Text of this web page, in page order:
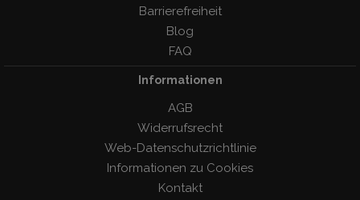
Barrierefreiheit
Blog
FAQ
Informationen
AGB
Widerrufsrecht
Web-Datenschutzrichtlinie
Informationen zu Cookies
Kontakt